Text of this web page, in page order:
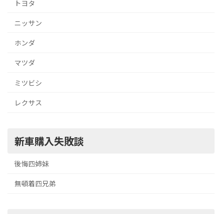
トヨタ
ニッサン
ホンダ
マツダ
ミツビシ
レクサス
新車購入失敗談
後悔四姉妹
無頓着四兄弟